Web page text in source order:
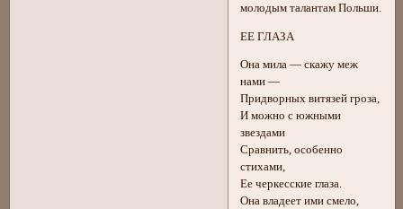
молодым талантам Польши.
ЕЕ ГЛАЗА
Она мила — скажу меж
нами —
Придворных витязей гроза,
И можно с южными
звездами
Сравнить, особенно
стихами,
Ее черкесские глаза.
Она владеет ими смело,